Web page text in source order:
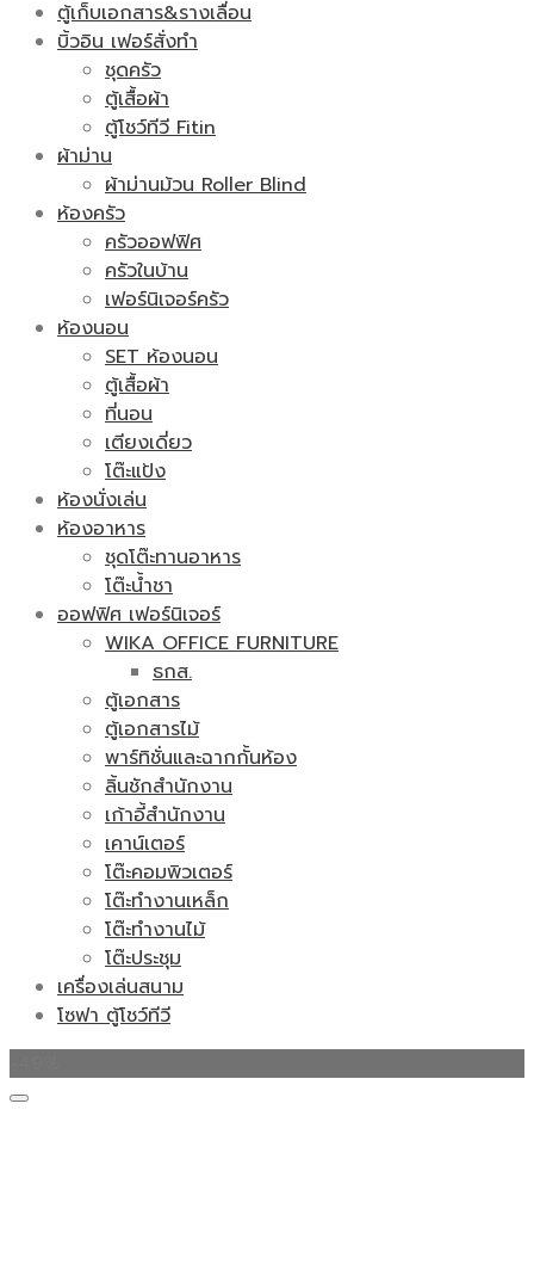
ตู้เก็บเอกสาร&รางเลื่อน
บิ้วอิน เฟอร์สั่งทำ
ชุดครัว
ตู้เสื้อผ้า
ตู้โชว์ทีวี Fitin
ผ้าม่าน
ผ้าม่านม้วน Roller Blind
ห้องครัว
ครัวออฟฟิศ
ครัวในบ้าน
เฟอร์นิเจอร์ครัว
ห้องนอน
SET ห้องนอน
ตู้เสื้อผ้า
ที่นอน
เตียงเดี่ยว
โต๊ะแป้ง
ห้องนั่งเล่น
ห้องอาหาร
ชุดโต๊ะทานอาหาร
โต๊ะน้ำชา
ออฟฟิศ เฟอร์นิเจอร์
WIKA OFFICE FURNITURE
ธกส.
ตู้เอกสาร
ตู้เอกสารไม้
พาร์ทิชั่นและฉากกั้นห้อง
ลิ้นชักสำนักงาน
เก้าอี้สำนักงาน
เคาน์เตอร์
โต๊ะคอมพิวเตอร์
โต๊ะทำงานเหล็ก
โต๊ะทำงานไม้
โต๊ะประชุม
เครื่องเล่นสนาม
โซฟา ตู้โชว์ทีวี